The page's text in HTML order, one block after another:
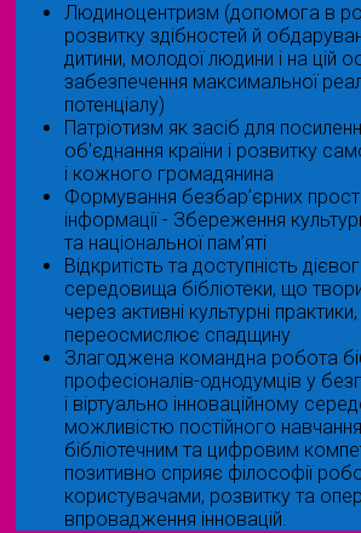
Людиноцентризм (допомога в
розвитку здібностей й
дитини, молодої людини і на цій
забезпечення максимальної
потенціалу)
Патріотизм як засіб для
об'єднання країни і розвитку
і кожного громадянина
Формування безбар’єрних
інформації - Збереження
та національної пам’яті
Відкритість та доступність
середовища бібліотеки, що
через активні культурні практики,
переосмислює спадщину
Злагоджена командна робота
професіоналів-однодумців у
і віртуально інноваційному
можливістю постійного
бібліотечним та цифровим
позитивно сприяє філософії
користувачами, розвитку та
впровадження інновацій.